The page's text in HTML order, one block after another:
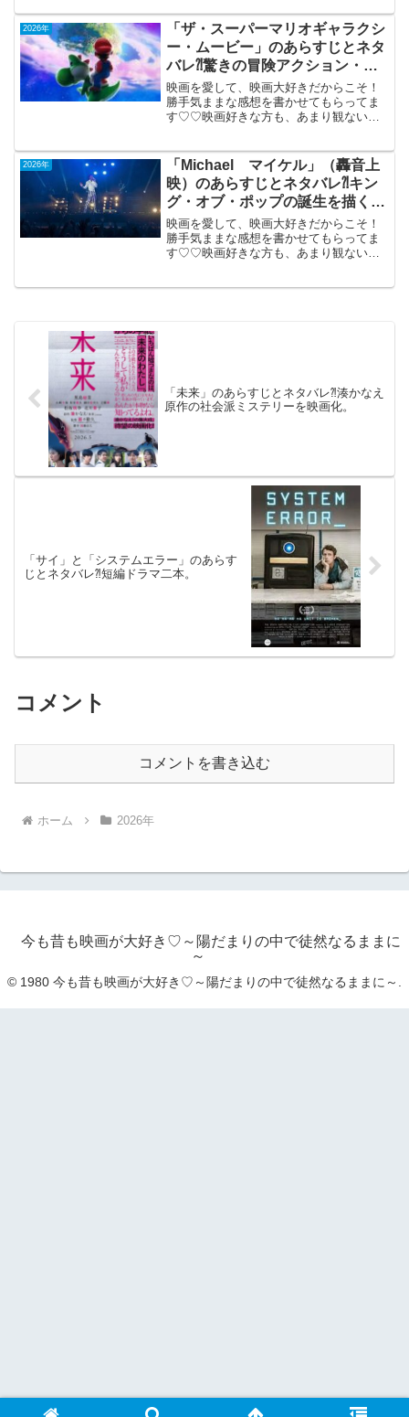
（1956年製作）特集上映「映像詩人アル
ベール・ラモリスの知られ...
2026年
「ザ・スーパーマリオギャラクシ
ー・ムービー」のあらすじとネタ
バレ⁈驚きの冒険アクション・ア
ニメ。
映画を愛して、映画大好きだからこそ！
勝手気ままな感想を書かせてもらってま
す♡♡映画好きな方も、あまり観ない方
吹き替え版）2026年4月24日公開（90
分）驚きの...
2026年
「Michael マイケル」（轟音上
映）のあらすじとネタバレ⁈キン
グ・オブ・ポップの誕生を描く音
楽伝記の傑作。
映画を愛して、映画大好きだからこそ！
勝手気ままな感想を書かせてもらってま
す♡♡映画好きな方も、あまり観ない方
「未来」のあらすじとネタバレ⁈湊かなえ
原作の社会派ミステリーを映画化。
「サイ」と「システムエラー」のあらす
じとネタバレ⁈短編ドラマ二本。
コメント
コメントを書き込む
ホーム 2026年
今も昔も映画が大好き♡～陽だまりの中で徒然なるままに
～
© 1980 今も昔も映画が大好き♡～陽だまりの中で徒然なるままに～.